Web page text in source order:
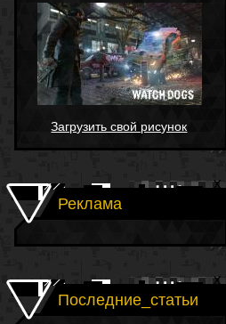
Загрузить свой рисунок
Реклама
Последние_статьи